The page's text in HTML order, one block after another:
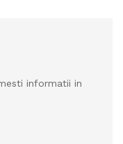
informatii in